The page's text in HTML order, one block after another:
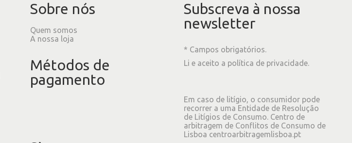
Sobre nós
Quem somos
A nossa loja
Métodos de
pagamento
Subscreva à nossa
newsletter
* Campos obrigatórios.
Li e aceito a política de privacidade.
Em caso de litígio, o consumidor pode
recorrer a uma Entidade de Resolução
de Litígios de Consumo. Centro de
arbitragem de Conflitos de Consumo de
Lisboa centroarbitragemlisboa.pt